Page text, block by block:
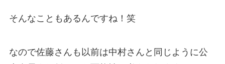
そんなこともあるんですね！笑
なので佐藤さんも以前は中村さんと同じように公